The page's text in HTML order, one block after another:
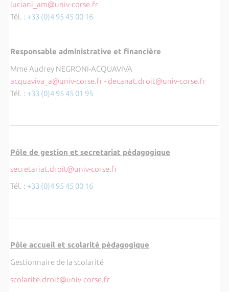
luciani_am@univ-corse.fr
Tél. : +33 (0)4 95 45 00 16
Responsable administrative et financière
Mme Audrey NEGRONI-ACQUAVIVA
acquaviva_a@univ-corse.fr- decanat.droit@univ-corse.fr
Tél. : +33 (0)4 95 45 01 95
Pôle de gestion et secretariat pédagogique
secretariat.droit@univ-corse.fr
Tél. : +33 (0)4 95 45 00 16
Pôle accueil et scolarité pédagogique
Gestionnaire de la scolarité
scolarite.droit@univ-corse.fr